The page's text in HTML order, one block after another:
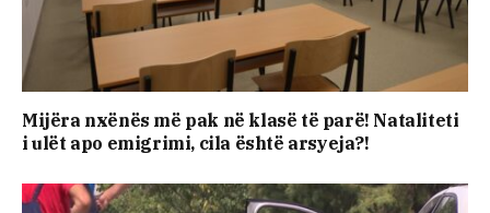
Mijëra nxënës më pak në klasë të parë! Nataliteti
i ulët apo emigrimi, cila është arsyeja?!